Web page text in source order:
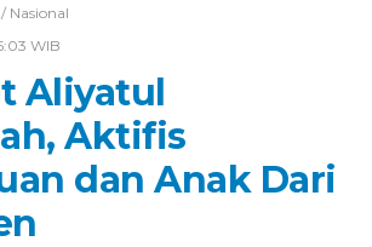
/ Nasional
WIB
Aliyatul
Aktifis
dan Anak Dari